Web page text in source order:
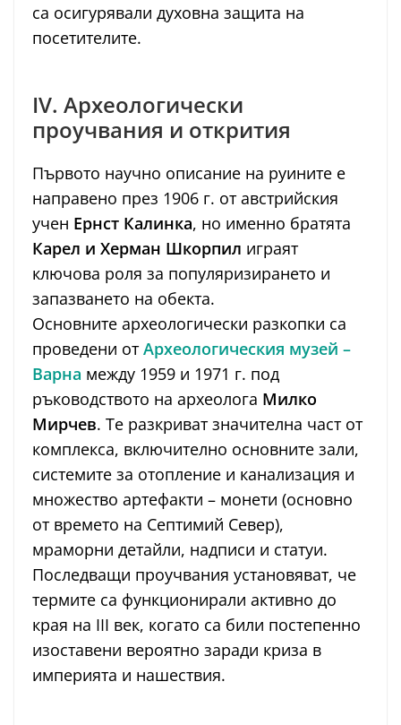
са осигурявали духовна защита на
посетителите.
IV. Археологически
проучвания и открития
Първото научно описание на руините е
направено през 1906 г. от австрийския
учен Ернст Калинка, но именно братята
Карел и Херман Шкорпил играят
ключова роля за популяризирането и
запазването на обекта.
Основните археологически разкопки са
проведени отАрхеологическия музей –
Варна между 1959 и 1971 г. под
ръководството на археолога Милко
Мирчев. Те разкриват значителна част от
комплекса, включително основните зали,
системите за отопление и канализация и
множество артефакти – монети (основно
от времето на Септимий Север),
мраморни детайли, надписи и статуи.
Последващи проучвания установяват, че
термите са функционирали активно до
края на III век, когато са били постепенно
изоставени вероятно заради криза в
империята и нашествия.